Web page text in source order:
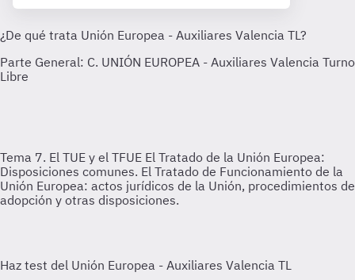
Tema 7. El TUE y el TFUE El Tratado de la Unión Europea:
Disposiciones comunes. El Tratado de Funcionamiento de la
Unión Europea: actos jurídicos de la Unión, procedimientos de
adopción y otras disposiciones.